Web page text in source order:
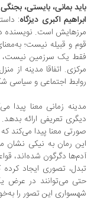
بمانی، بایستی، بجنگی و
اکبری دیزگاه : داستان
است. نویسنده در این
و قبیله نیست؛ به‌معنای
یک سرزمین نیست، بلکه
اتفاقا مدینه از منزل
اجتماعی و سیاسی شکل
زمانی معنا پیدا می‌کند
تعریفی ارائه بدهد.
معنا پیدا می‌کند که
رمان به نیکی نشان
دگرگون شده‌اند، قواعد و
تصوری ایجاد کرده که
می‌توانند در عرض یک یا
این تصور را به‌خوبی